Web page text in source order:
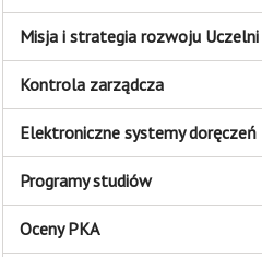
Misja i strategia rozwoju Uczelni
Kontrola zarządcza
Elektroniczne systemy doręczeń
Programy studiów
Oceny PKA